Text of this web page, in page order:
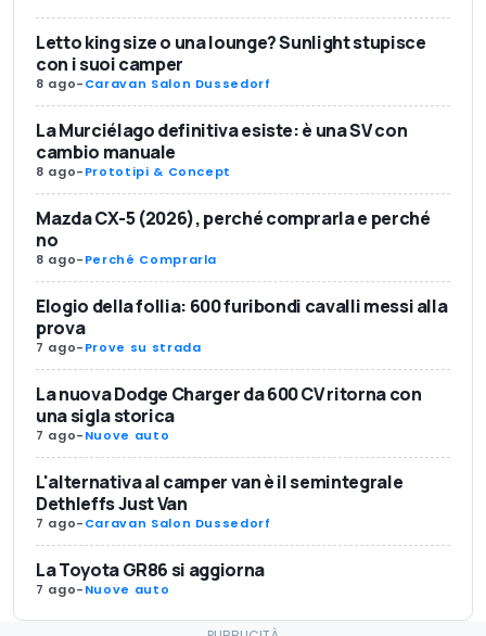
Letto king size o una lounge? Sunlight stupisce
con i suoi camper
8 ago-Caravan Salon Dussedorf
La Murciélago definitiva esiste: è una SV con
cambio manuale
8 ago-Prototipi & Concept
Mazda CX-5 (2026), perché comprarla e perché
no
8 ago-Perché Comprarla
Elogio della follia: 600 furibondi cavalli messi alla
prova
7 ago-Prove su strada
La nuova Dodge Charger da 600 CV ritorna con
una sigla storica
7 ago-Nuove auto
L'alternativa al camper van è il semintegrale
Dethleffs Just Van
7 ago-Caravan Salon Dussedorf
La Toyota GR86 si aggiorna
7 ago-Nuove auto